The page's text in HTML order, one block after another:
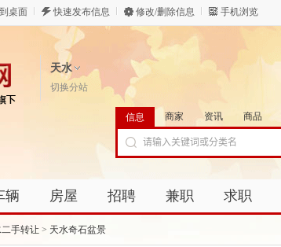
桌面 快速发布信息 修改/删除信息 手机浏览
天水
切换分站
信息 商家 资讯 商品
辆 房屋 招聘 兼职 求职
二手转让 > 天水奇石盆景